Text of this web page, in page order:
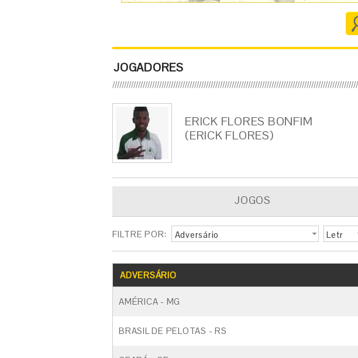
JOGADORES
ERICK FLORES BONFIM
(ERICK FLORES)
JOGOS
FILTRE POR: Adversário
Letr
ADVERSÁRIO
AMÉRICA - MG
BRASIL DE PELOTAS - RS